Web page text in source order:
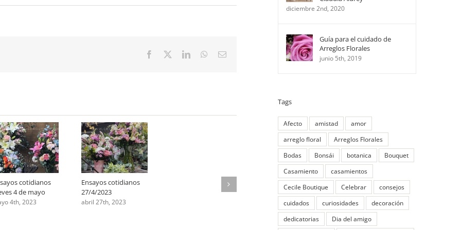
Ensayos
Facebook LinkedInWhatsApp
Email
cotidianos
4 de mayo
4th, 2023
Ensayos cotidianos
27/4/2023
abril 27th, 2023
diciembre 2nd, 2020
Guía para el cuidado de
Arreglos Florales
junio 5th, 2019
Tags
Afecto amistad
amor
arreglo floral
Arreglos Florales
Bodas
Bonsái botanica
Bouquet
Casamiento
casamientos
Cecile Boutique
Celebrar
consejos
cuidados
curiosidades
decoración
dedicatorias
Dia del amigo